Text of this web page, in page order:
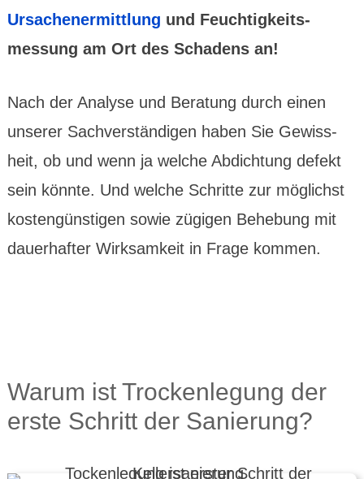
Ursachen­ermittlung und Feuchtig­keits­
messung am Ort des Schadens an!
Nach der Analyse und Beratung durch einen
unserer Sach­ver­stän­digen haben Sie Gewiss­
heit, ob und wenn ja welche Abdich­tung defekt
sein könnte. Und welche Schritte zur möglichst
kosten­günstigen sowie zügigen Behe­bung mit
dauer­hafter Wirksam­keit in Frage kommen.
Warum ist Trocken­legung der
erste Schritt der Sanierung?